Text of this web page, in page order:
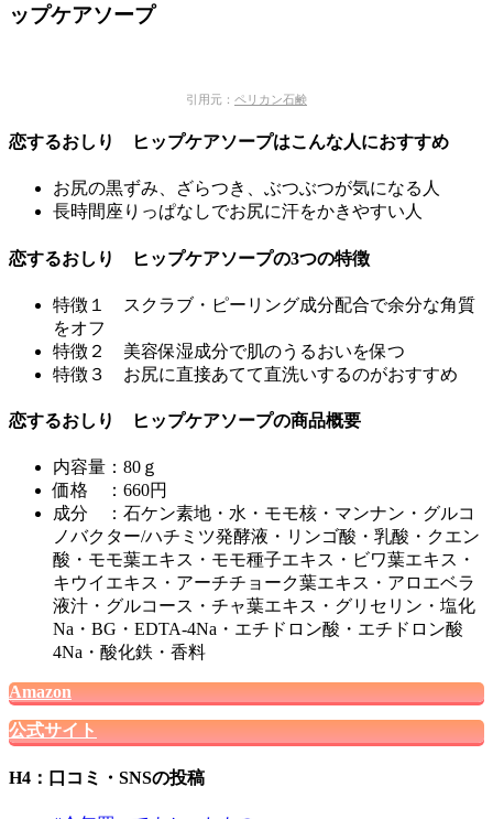
ップケアソープ
引用元： ペリカン石鹸
恋するおしり ヒップケアソープはこんな人におすすめ
お尻の黒ずみ、ざらつき、ぶつぶつが気になる人
長時間座りっぱなしでお尻に汗をかきやすい人
恋するおしり ヒップケアソープの3つの特徴
特徴１ スクラブ・ピーリング成分配合で余分な角質
をオフ
特徴２ 美容保湿成分で肌のうるおいを保つ
特徴３ お尻に直接あてて直洗いするのがおすすめ
恋するおしり ヒップケアソープの商品概要
内容量：80ｇ
価格 ：660円
成分 ：石ケン素地・水・モモ核・マンナン・グルコ
ノバクター/ハチミツ発酵液・リンゴ酸・乳酸・クエン
酸・モモ葉エキス・モモ種子エキス・ビワ葉エキス・
キウイエキス・アーチチョーク葉エキス・アロエベラ
液汁・グルコース・チャ葉エキス・グリセリン・塩化
Na・BG・EDTA-4Na・エチドロン酸・エチドロン酸
4Na・酸化鉄・香料
Amazon
公式サイト
H4：口コミ・SNSの投稿